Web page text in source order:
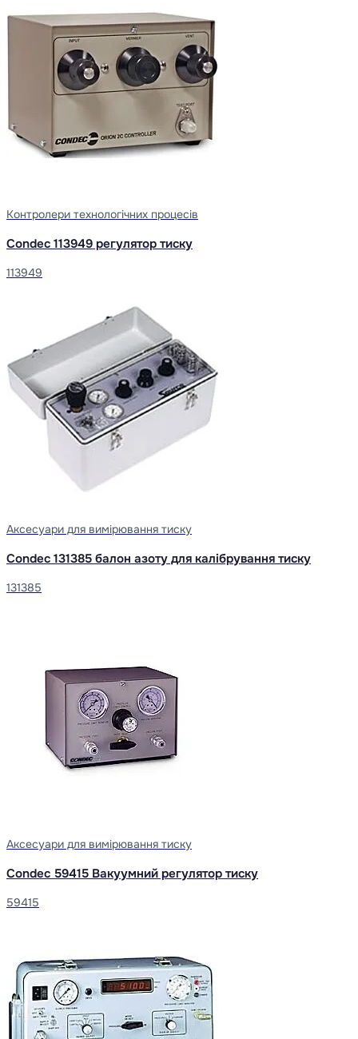
Контролери технологічних процесів
Condec 113949 регулятор тиску
113949
Аксесуари для вимірювання тиску
Condec 131385 балон азоту для калібрування тиску
131385
Аксесуари для вимірювання тиску
Condec 59415 Вакуумний регулятор тиску
59415